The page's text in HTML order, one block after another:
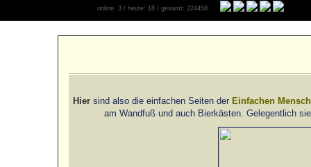
online: 3 / heute: 18 / gesamt: 224458
Hiersind also die einfachen Seiten der Einfachen
am Wandfuß und auch Bierkästen. Gelegentlich